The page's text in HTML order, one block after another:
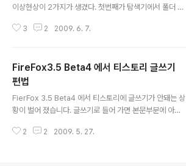
이상현상이 2가지가 생겼다. 첫번째가 탐색기에서 폴더 클
클릭시 새탭에서 연결중만 나오고 페이지가 연결이 안돼는
gsvr32 actxprxy.dll 입력하고 엔터 치시면 문제가 해결
된다. 출처 : http://blog.daum.net/bspfp/79?srchid
=BR1http%3A%2F%2Fblog.daum.net%2Fbspf
p%2F79
3 2 2009. 6. 7.
FireFox3.5 Beta4 에서 티스토리 글쓰기
편법
FierFox 3.5 Beta4 에서 티스토리에 글쓰기가 안돼는 상
황이 벌어 졌습니다. 글쓰기로 들어 가면 본문부분에 아무
리 에서 이 부분을 수정하는데는 시간이 좀 걸릴거라고 하
2 2 2009. 5. 27.